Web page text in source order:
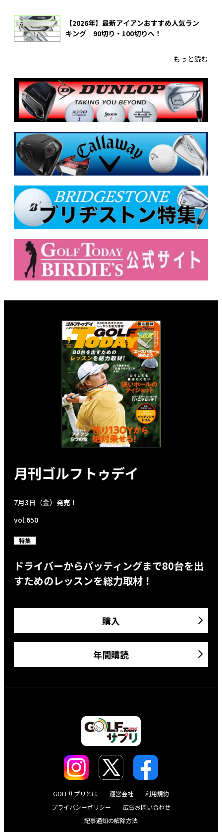
【2026年】最新アイアンおすすめ人気ラン
キング｜90切り・100切りへ！
もっと読む
月刊ゴルフトゥデイ
7月3日（金）発売！
vol.650
特集
ドライバーからパッティングまで80台を出
すためのレッスンを総力取材！
購入
年間購読
GOLFサプリとは 運営会社
利用規約
プライバシーポリシー
広告お問い合わせ
記事通知の解除方法